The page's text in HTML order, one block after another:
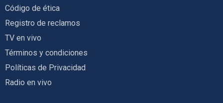
Código de ética
Registro de reclamos
TV en vivo
Términos y condiciones
Políticas de Privacidad
Radio en vivo